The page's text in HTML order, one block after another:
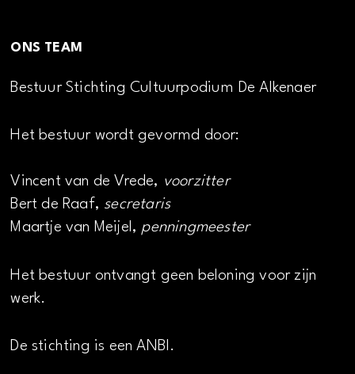
ONS TEAM
Bestuur Stichting Cultuurpodium De Alkenaer
Het bestuur wordt gevormd door:
Vincent van de Vrede, voorzitter
Bert de Raaf, secretaris
Maartje van Meijel, penningmeester
Het bestuur ontvangt geen beloning voor zijn
werk.
De stichting is een ANBI.